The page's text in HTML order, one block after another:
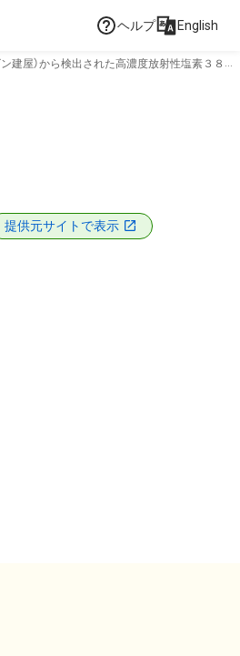
ヘルプ English
提供元サイトで表示